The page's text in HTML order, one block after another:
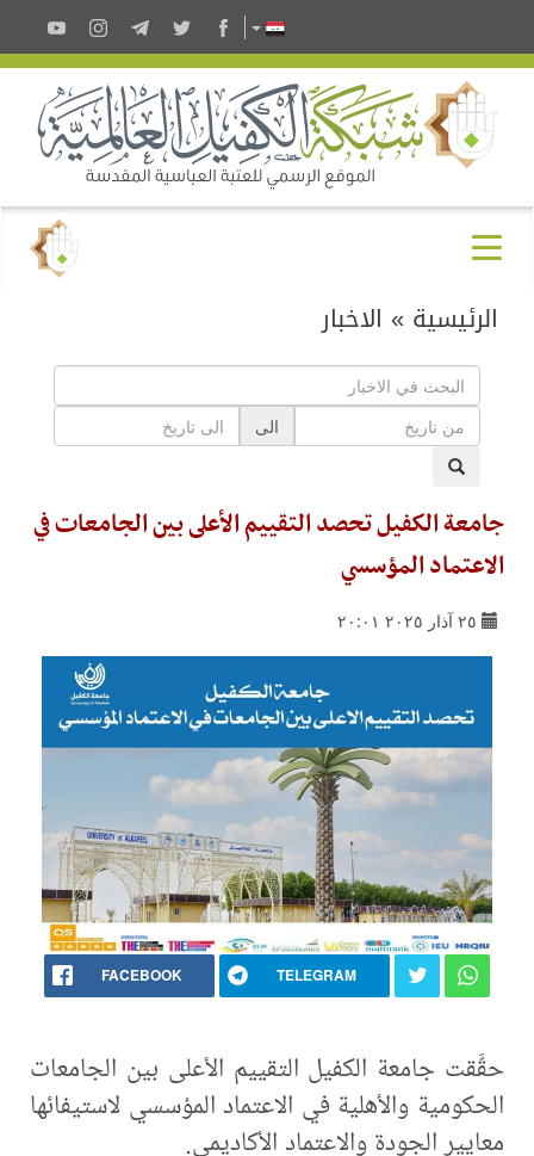
الرئيسية » الاخبار
الى
جامعة الكفيل تحصد التقييم الأعلى بين الجامعات في
الاعتماد المؤسسي
٢٥ آذار ٢٠٢٥ ٢٠:٠١
FACEBOOK TELEGRAM
حقَّقت جامعة الكفيل التقييم الأعلى بين الجامعات
الحكومية والأهلية في الاعتماد المؤسسي لاستيفائها
معايير الجودة والاعتماد الأكاديمي.